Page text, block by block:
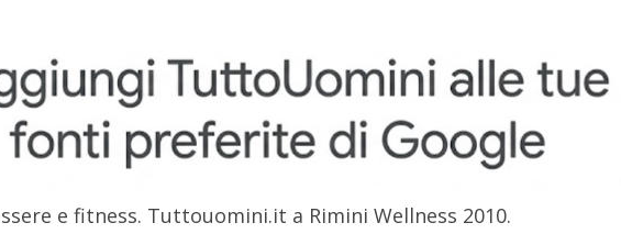
e fitness. Tuttouomini.it a Rimini Wellness 2010.